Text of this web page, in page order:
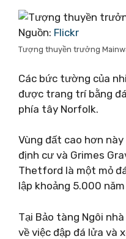
Nguồn: Flickr
Tượng thuyền trưởng
Các bức tường của
được trang trí bằng
phía tây Norfolk.
Vùng đất cao hơn
định cư và Grimes
Thetford là một mỏ
lập khoảng 5.000
Tại Bảo tàng Ngôi
về việc đập đá lửa và